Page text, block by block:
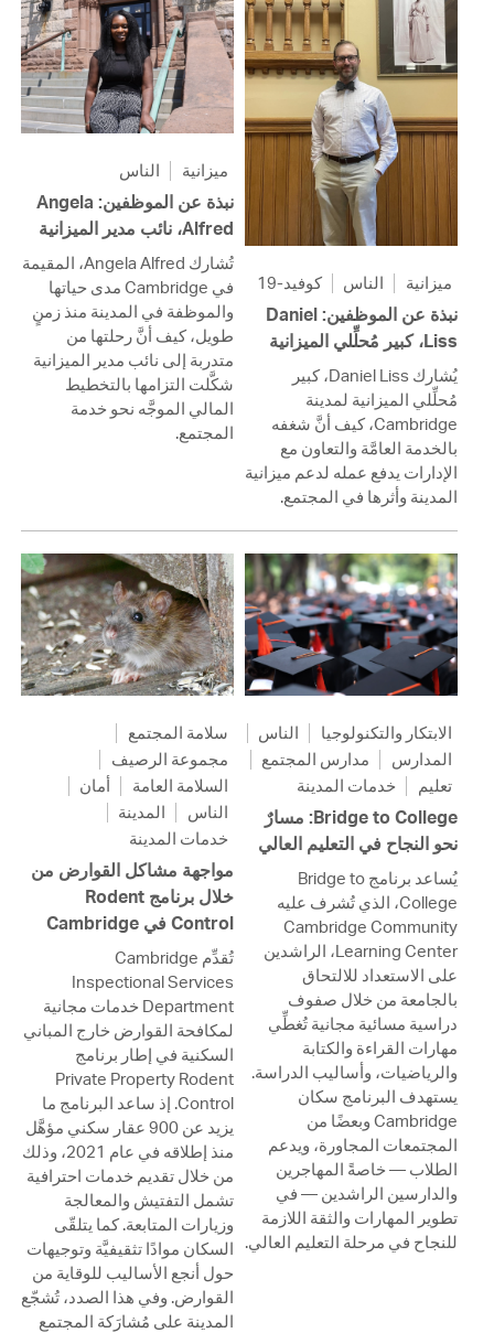
ميزانية الناس
نبذة عن الموظفين: Angela
Alfred، نائب مدير الميزانية
تُشارك Angela Alfred، المقيمة
في Cambridge مدى حياتها
والموظفة في المدينة منذ زمنٍ
طويل، كيف أنَّ رحلتها من
متدربة إلى نائب مدير الميزانية
شكَّلت التزامها بالتخطيط
المالي الموجَّه نحو خدمة
المجتمع.
ميزانية الناس كوفيد-19
نبذة عن الموظفين: Daniel
Liss، كبير مُحلِّلي الميزانية
يُشارك Daniel Liss، كبير
مُحلِّلي الميزانية لمدينة
Cambridge، كيف أنَّ شغفه
بالخدمة العامَّة والتعاون مع
الإدارات يدفع عمله لدعم ميزانية
المدينة وأثرها في المجتمع.
سلامة المجتمع
مجموعة الرصيف
السلامة العامة
أمان
الناس
المدينة
خدمات المدينة
مواجهة مشاكل القوارض من
خلال برنامج Rodent
Control في Cambridge
تُقدِّم Cambridge
Inspectional Services
Department خدمات مجانية
لمكافحة القوارض خارج المباني
السكنية في إطار برنامج
Private Property Rodent
Control. إذ ساعد البرنامج ما
يزيد عن 900 عقار سكني مؤهَّل
منذ إطلاقه في عام 2021، وذلك
من خلال تقديم خدمات احترافية
تشمل التفتيش والمعالجة
وزيارات المتابعة. كما يتلقّى
السكان موادًا تثقيفيَّة وتوجيهات
حول أنجع الأساليب للوقاية من
القوارض. وفي هذا الصدد، تُشجّع
المدينة على مُشارَكة المجتمع
الابتكار والتكنولوجيا
الناس
المدارس
مدارس المجتمع
تعليم
خدمات المدينة
Bridge to College: مسارٌ
نحو النجاح في التعليم العالي
يُساعد برنامج Bridge to
College، الذي تُشرف عليه
Cambridge Community
Learning Center، الراشدين
على الاستعداد للالتحاق
بالجامعة من خلال صفوف
دراسية مسائية مجانية تُغطِّي
مهارات القراءة والكتابة
والرياضيات، وأساليب الدراسة.
يستهدف البرنامج سكان
Cambridge وبعضًا من
المجتمعات المجاورة، ويدعم
الطلاب — خاصةً المهاجرين
والدارسين الراشدين — في
تطوير المهارات والثقة اللازمة
للنجاح في مرحلة التعليم العالي.